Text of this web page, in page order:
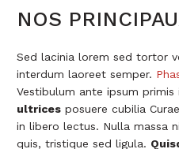
NOS
Sed lacinia lorem sed tortor
interdum laoreet semper.
Vestibulum ante ipsum primis
ultrices posuere cubilia
in libero lectus. Nulla massa
quis, tristique sed ligula.